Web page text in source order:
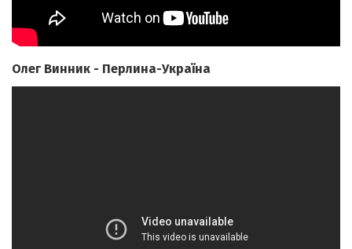
Олег Винник - Перлина-Україна